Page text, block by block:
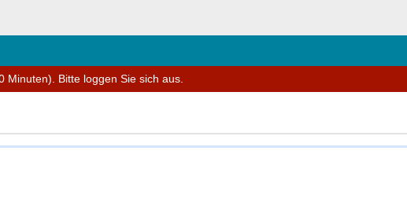
Bitte loggen Sie sich aus.